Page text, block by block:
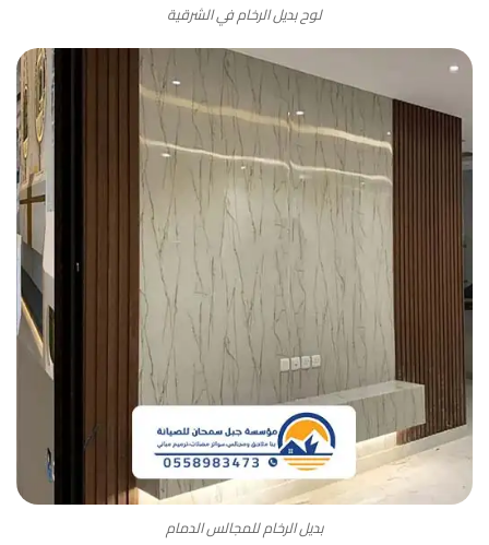
لوح بديل الرخام في الشرقية
بديل الرخام للمجالس الدمام